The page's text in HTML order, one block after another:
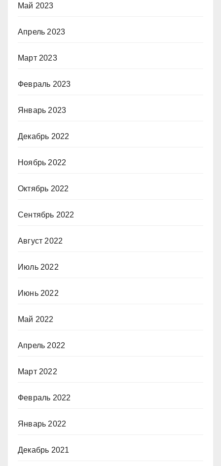
Май 2023
Апрель 2023
Март 2023
Февраль 2023
Январь 2023
Декабрь 2022
Ноябрь 2022
Октябрь 2022
Сентябрь 2022
Август 2022
Июль 2022
Июнь 2022
Май 2022
Апрель 2022
Март 2022
Февраль 2022
Январь 2022
Декабрь 2021